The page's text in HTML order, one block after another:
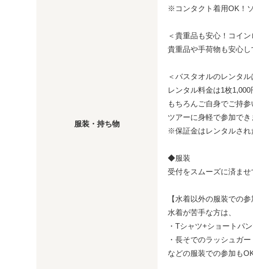
服装・持ち物
※コンタクト着用OK！
＜貴重品も安心！コイ
貴重品や手荷物も安心
＜バスタオルのレンタ
レンタル料金は1枚
もちろんご自身でご持
ツアーに身軽で参加で
※保証金はレンタルされ
◆服装
受付をスムーズに済ま
【水着以外の服装での参
水着が苦手な方は、
・Tシャツ+ショートパ
・長そでのラッシュガ
などの服装での参加も